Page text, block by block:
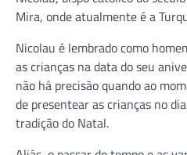
Mira, onde atualmente é a
Nicolau é lembrado como
as crianças na data do seu
não há precisão quando ao
de presentear as crianças no
tradição do Natal.